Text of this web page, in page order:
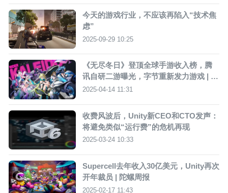
今天的游戏行业，不应该再陷入“技术焦
虑”
2025-09-29 10:25
《无尽冬日》登顶全球手游收入榜，腾
讯自研二游曝光，字节重新发力游戏 | 陀
螺周报
2025-04-14 11:31
收费风波后，Unity新CEO和CTO发声：
将避免类似“运行费”的危机再现
2025-03-24 10:33
Supercell去年收入30亿美元，Unity再次
开年裁员 | 陀螺周报
2025-02-17 11:43